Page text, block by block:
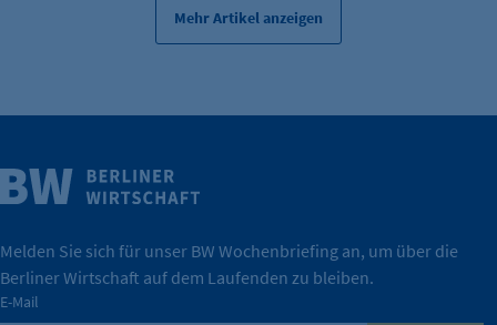
Erkennung, ob bei dem Besucher die
Scrolltiefe gemessen wird.
konkret bedeutet – und wie die IHK Berlin Unternehmen
tatsächlich unterstützt.
Wirtschaft.
Weitere Infos
Mehr Artikel anzeigen
Melden Sie sich für unser BW Wochenbriefing an, um über die
Berliner Wirtschaft auf dem Laufenden zu bleiben.
E-Mail